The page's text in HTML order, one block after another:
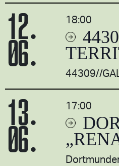
12.
06.
18:00
44309//
13.
06.
17:00